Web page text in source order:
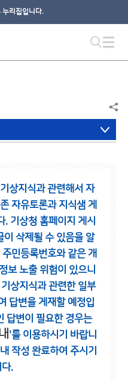
누리집입니다.
상지식과 관련해서 자
자유토론과 지식샘 게
. 기상청 홈페이지 게시
이 삭제될 수 있음을 알
민등록번호와 같은 개
보 노출 위험이 있으니
기상지식과 관련한 일부
답변을 게재할 예정입
답변이 필요한 경우는
'를 이용하시기 바랍니
작성 완료하여 주시기
다.